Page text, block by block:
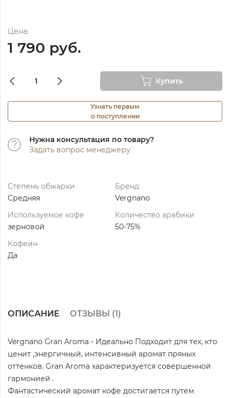
Цена:
1 790 руб.
Купить
Узнать первым
о поступлении
Нужна консультация по товару?
Задать вопрос менеджеру
Степень обжарки
Средняя
Бренд
Vergnano
Используемое кофе
зерновой
Количество арабики
50-75%
Кофеин
Да
ОПИСАНИЕ ОТЗЫВЫ (1)
Vergnano Gran Aroma - Идеально Подходит для тех, кто
ценит ,энергичный, интенсивный аромат пряных
оттенков. Gran Aroma характеризуется совершенной
гармонией .
Фантастический аромат кофе достигается путем